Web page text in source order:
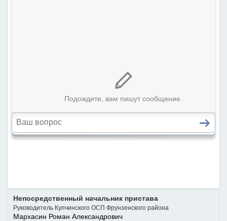
Непосредственный начальник пристава
Руководитель Купчинского ОСП Фрунзенского района
Мархасин Роман Александрович